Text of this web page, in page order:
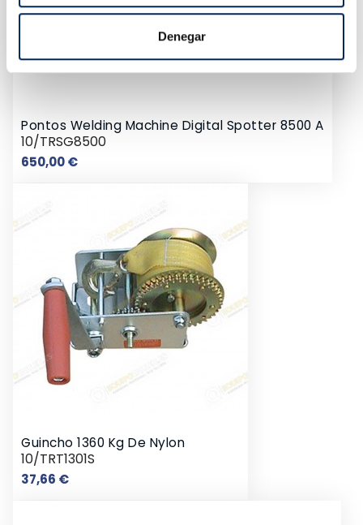
Denegar
Pontos Welding Machine Digital Spotter 8500 A
10/TRSG8500
650,00 €Preço
Guincho 1360 Kg De Nylon
10/TRT1301S
37,66 €Preço